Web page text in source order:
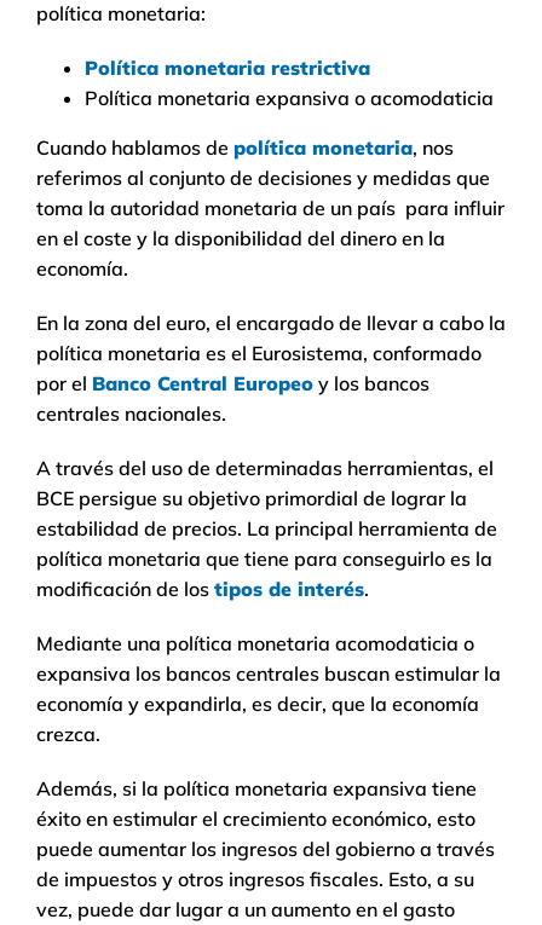
política monetaria:
Política monetaria restrictiva
Política monetaria expansiva o acomodaticia
Cuando hablamos de política monetaria, nos
referimos al conjunto de decisiones y medidas que
toma la autoridad monetaria de un país para influir
en el coste y la disponibilidad del dinero en la
economía.
En la zona del euro, el encargado de llevar a cabo la
política monetaria es el Eurosistema, conformado
por el Banco Central Europeo y los bancos
centrales nacionales.
A través del uso de determinadas herramientas, el
BCE persigue su objetivo primordial de lograr la
estabilidad de precios. La principal herramienta de
política monetaria que tiene para conseguirlo es la
modificación de los tipos de interés.
Mediante una política monetaria acomodaticia o
expansiva los bancos centrales buscan estimular la
economía y expandirla, es decir, que la economía
crezca.
Además, si la política monetaria expansiva tiene
éxito en estimular el crecimiento económico, esto
puede aumentar los ingresos del gobierno a través
de impuestos y otros ingresos fiscales. Esto, a su
vez, puede dar lugar a un aumento en el gasto